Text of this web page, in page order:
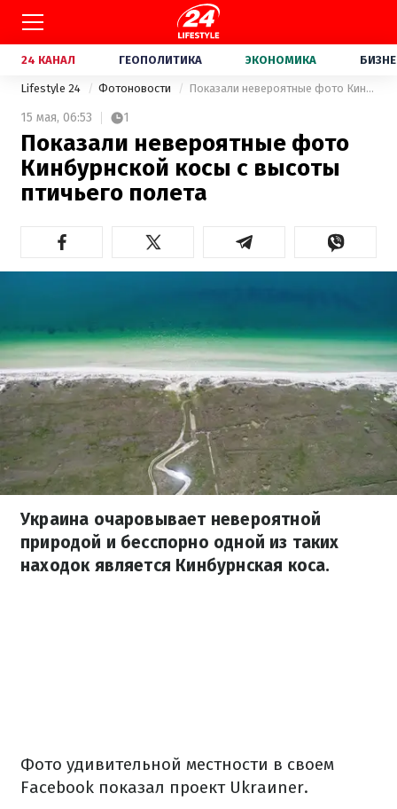
24 КАНАЛ ГЕОПОЛИТИКА ЭКОНОМИКА
Lifestyle 24 Фотоновости Показали невероятные фото Кинбурнской косы с высоты птичьего полета
15 мая, 06:53 1
Показали невероятные фото
Кинбурнской косы с высоты
птичьего полета
Украина очаровывает невероятной
природой и бесспорно одной из таких
находок является Кинбурнская коса.
Фото удивительной местности в своем
Facebook показал проект Ukraиner.